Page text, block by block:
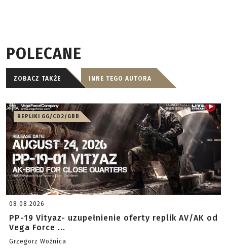
POLECANE
ZOBACZ TAKŻE INNE TEGO AUTORA
REPLIKI GG/CO2/GBB
08.08.2026
PP-19 Vityaz- uzupełnienie oferty replik AV/AK od
Vega Force ...
Grzegorz Woźnica